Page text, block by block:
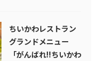
ちいかわレストラン
グランドメニュー
「がんばれ!!ちいかわ